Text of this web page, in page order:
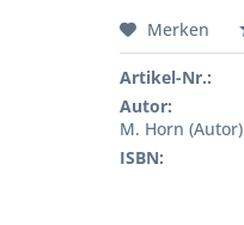
Merken
Artikel-Nr.:
Autor:
M. Horn (Autor)
ISBN: